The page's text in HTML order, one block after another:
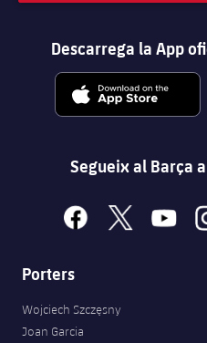
Descarrega la App
Segueix al Barça
facebook
x youtube
Porters
Wojciech Szczęsny
Joan Garcia